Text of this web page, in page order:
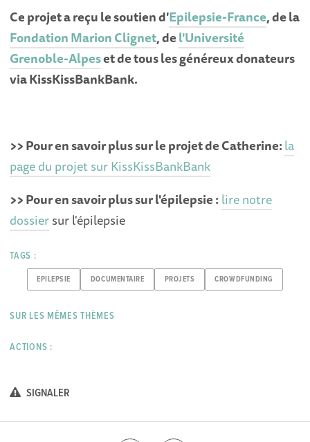
Ce projet a reçu le soutien d'Epilepsie-France, de la
Fondation Marion Clignet, del'Université
Grenoble-Alpeset de tous les généreux donateurs
via KissKissBankBank.
>> Pour en savoir plus sur le projet de Catherine:la
page du projet sur KissKissBankBank
>> Pour en savoir plus sur l'épilepsie : lire notre
dossiersur l'épilepsie
TAGS :
EPILEPSIE DOCUMENTAIRE PROJETS CROWDFUNDING
SUR LES MÊMES THÈMES
ACTIONS :
SIGNALER